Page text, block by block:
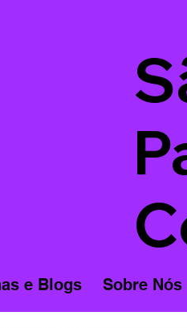
e Blogs Sobre Nós